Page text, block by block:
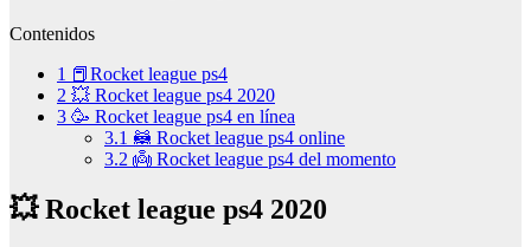
Contenidos
1 📕Rocket league ps4
2 💥 Rocket league ps4 2020
3 🥳 Rocket league ps4 en línea
3.1 🦝 Rocket league ps4 online
3.2 👼 Rocket league ps4 del momento
💥 Rocket league ps4 2020